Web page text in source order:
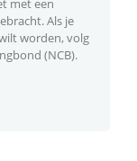
met een
Als je
worden, volg
(NCB).